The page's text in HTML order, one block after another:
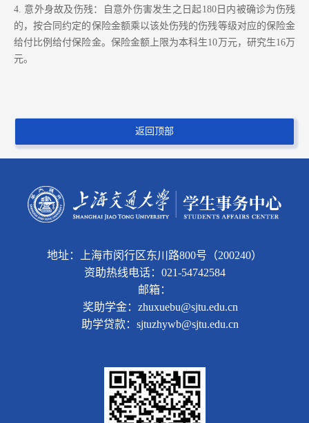
4. 意外身故及伤残：自意外伤害发生之日起180日内被确诊为伤残
的，按合同约定的保险金额乘以该处伤残的伤残等级对应的保险金
给付比例给付保险金。保险金额上限为本科生10万元，研究生16万
元。
返回顶部
地址：上海市闵行区东川路800号（200240）
资助热线电话：021-54742584
邮箱：
奖助学金：zhuxuebu@sjtu.edu.cn
助学贷款：sjtuzhywb@sjtu.edu.cn